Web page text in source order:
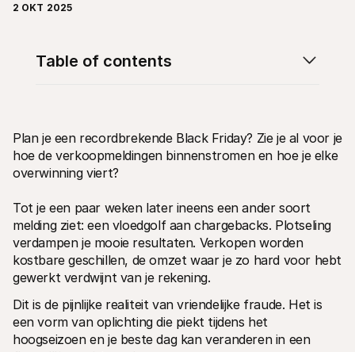
Voor agencies
Maak kennis met het Agency-Partnerprogramma
Portaal voor developers
Ontdek documentatie en updates voor developers
Libraries
Integreer Mollie met kant-en-klare pakketten
Discord community
Word lid van onze developer community
Prijzen
Bekijk onze tarieven
Over ons
Maak kennis met ons verhaal en
2 OKT 2025
Plan je een recordbrekende Black Friday? Zie je al voor je
hoe de verkoopmeldingen binnenstromen en hoe je elke
overwinning viert?
Tot je een paar weken later ineens een ander soort
melding ziet: een vloedgolf aan chargebacks. Plotseling
verdampen je mooie resultaten. Verkopen worden
kostbare geschillen, de omzet waar je zo hard voor hebt
gewerkt verdwijnt van je rekening.
Dit is de pijnlijke realiteit van vriendelijke fraude. Het is
een vorm van oplichting die piekt tijdens het
hoogseizoen en je beste dag kan veranderen in een
Table of contents